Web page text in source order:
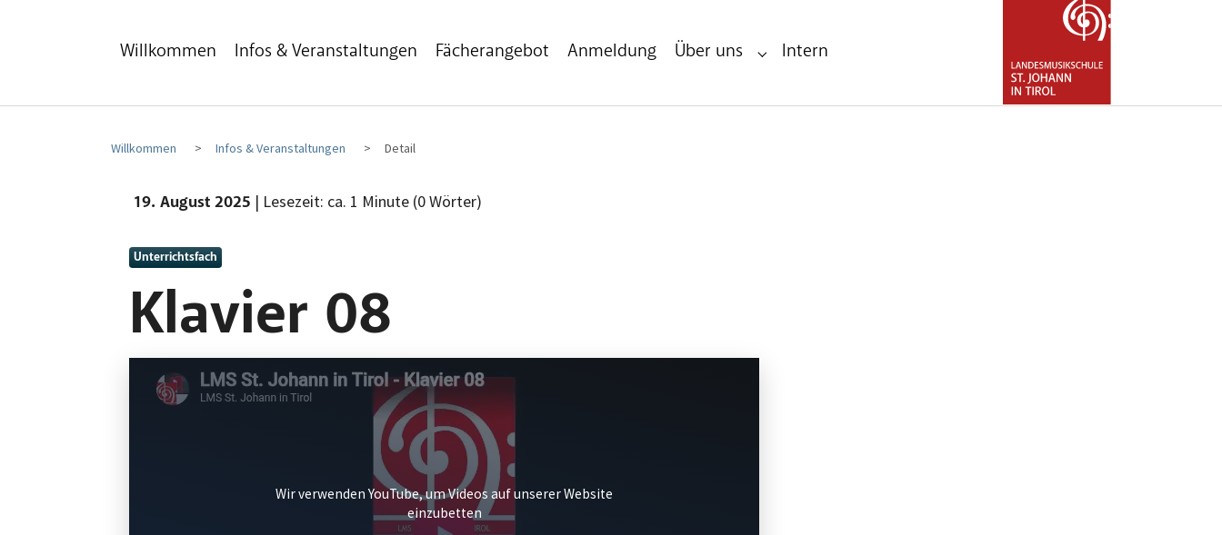
Willkommen Infos & Veranstaltungen Fächerangebot Anmeldung Über uns Submenu for "Über uns"
Intern
Willkommen Infos & Veranstaltungen Detail
19. August 2025 | Lesezeit: ca. 1 Minute (0 Wörter)
Unterrichtsfach
Klavier 08
Wir verwenden YouTube, um Videos auf unserer Website
einzubetten